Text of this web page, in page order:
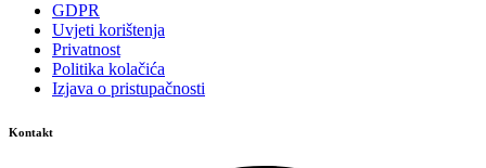
GDPR
Uvjeti korištenja
Privatnost
Politika kolačića
Izjava o pristupačnosti
Kontakt